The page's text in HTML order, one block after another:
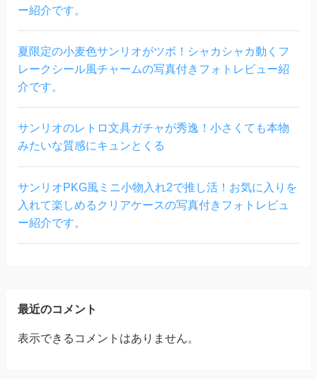
ー紹介です。
夏限定の小麦色サンリオがツボ！シャカシャカ動くフ
レークシール風チャームの写真付きフォトレビュー紹
介です。
サンリオのレトロ文具ガチャが秀逸！小さくても本物
みたいな質感にキュンとくる
サンリオPKG風ミニ小物入れ2で推し活！お気に入りを
入れて楽しめるクリアケースの写真付きフォトレビュ
ー紹介です。
最近のコメント
表示できるコメントはありません。